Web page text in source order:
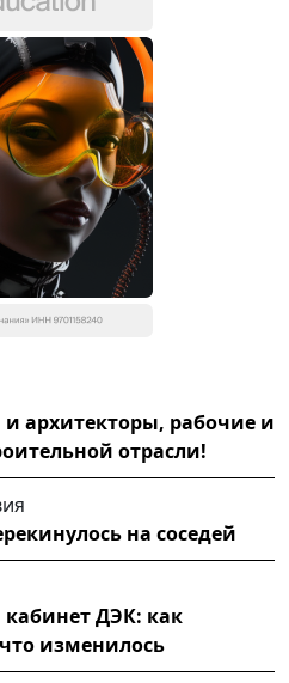
архитекторы, рабочие и
отрасли!
на соседей
ДЭК: как
изменилось